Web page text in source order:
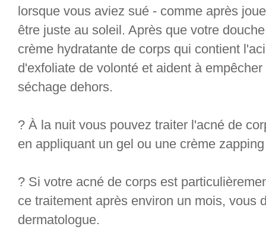
lorsque vous aviez sué - comme après
être juste au soleil. Après que votre
crème hydratante de corps qui contient
d'exfoliate de volonté et aident à
séchage dehors.
? À la nuit vous pouvez traiter l'acné de
en appliquant un gel ou une crème
? Si votre acné de corps est
ce traitement après environ un mois, vous
dermatologue.